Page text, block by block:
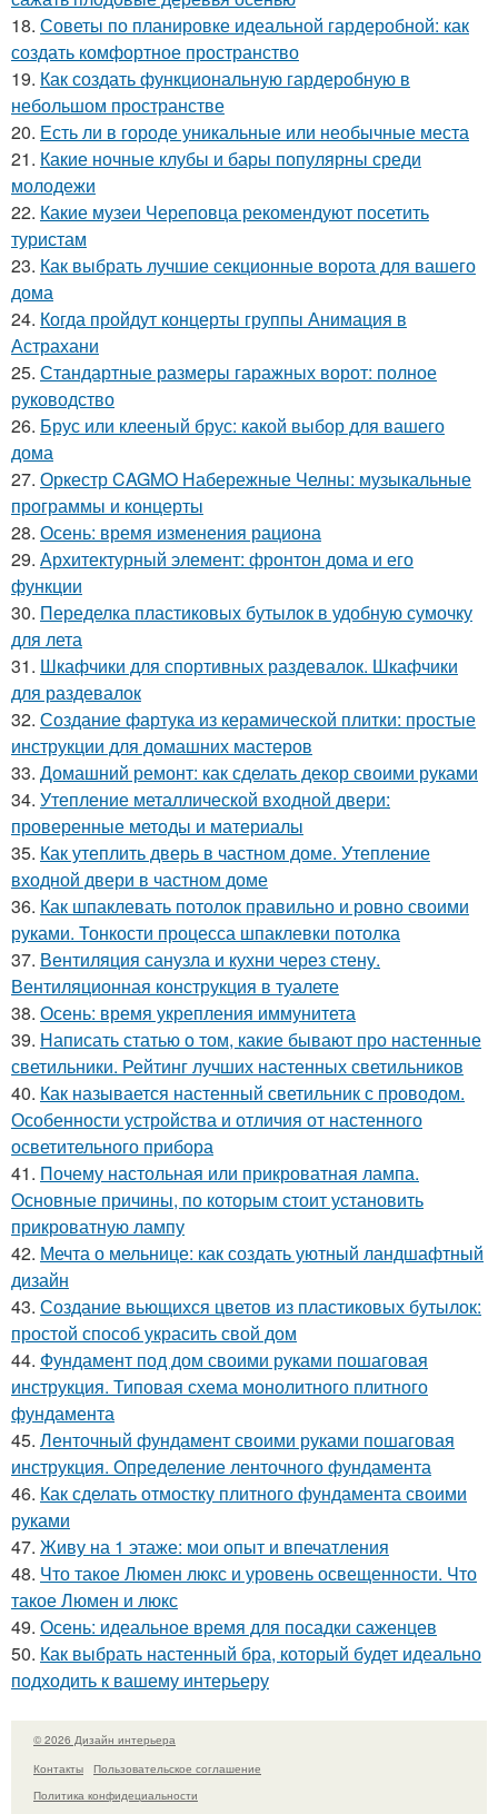
18. Советы по планировке идеальной гардеробной: как
создать комфортное пространство
19. Как создать функциональную гардеробную в
небольшом пространстве
20. Есть ли в городе уникальные или необычные места
21. Какие ночные клубы и бары популярны среди
молодежи
22. Какие музеи Череповца рекомендуют посетить
туристам
23. Как выбрать лучшие секционные ворота для вашего
дома
24. Когда пройдут концерты группы Анимация в
Астрахани
25. Стандартные размеры гаражных ворот: полное
руководство
26. Брус или клееный брус: какой выбор для вашего
дома
27. Оркестр CAGMO Набережные Челны: музыкальные
программы и концерты
28. Осень: время изменения рациона
29. Архитектурный элемент: фронтон дома и его
функции
30. Переделка пластиковых бутылок в удобную сумочку
для лета
31. Шкафчики для спортивных раздевалок. Шкафчики
для раздевалок
32. Создание фартука из керамической плитки: простые
инструкции для домашних мастеров
33. Домашний ремонт: как сделать декор своими руками
34. Утепление металлической входной двери:
проверенные методы и материалы
35. Как утеплить дверь в частном доме. Утепление
входной двери в частном доме
36. Как шпаклевать потолок правильно и ровно своими
руками. Тонкости процесса шпаклевки потолка
37. Вентиляция санузла и кухни через стену.
Вентиляционная конструкция в туалете
38. Осень: время укрепления иммунитета
39. Написать статью о том, какие бывают про настенные
светильники. Рейтинг лучших настенных светильников
40. Как называется настенный светильник с проводом.
Особенности устройства и отличия от настенного
осветительного прибора
41. Почему настольная или прикроватная лампа.
Основные причины, по которым стоит установить
прикроватную лампу
42. Мечта о мельнице: как создать уютный ландшафтный
дизайн
43. Создание вьющихся цветов из пластиковых бутылок:
простой способ украсить свой дом
44. Фундамент под дом своими руками пошаговая
инструкция. Типовая схема монолитного плитного
фундамента
45. Ленточный фундамент своими руками пошаговая
инструкция. Определение ленточного фундамента
46. Как сделать отмостку плитного фундамента своими
руками
47. Живу на 1 этаже: мои опыт и впечатления
48. Что такое Люмен люкс и уровень освещенности. Что
такое Люмен и люкс
49. Осень: идеальное время для посадки саженцев
50. Как выбрать настенный бра, который будет идеально
подходить к вашему интерьеру
© 2026 Дизайн интерьера
Контакты
Пользовательское соглашение
Политика конфидециальности